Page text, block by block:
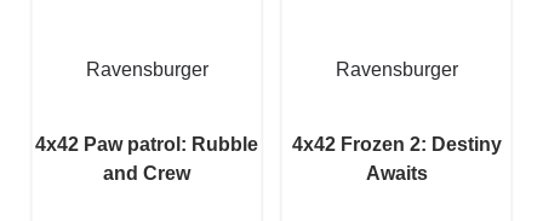
Ravensburger
4x42 Paw patrol: Rubble
and Crew
Ravensburger
4x42 Frozen 2: Destiny
Awaits